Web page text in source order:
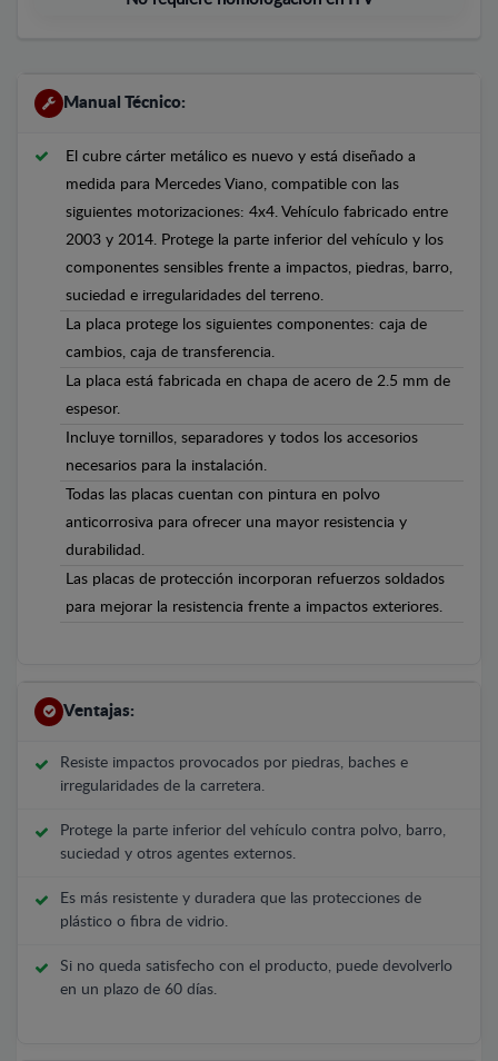
Manual Técnico:
El cubre cárter metálico es nuevo y está diseñado a
medida para Mercedes Viano, compatible con las
siguientes motorizaciones: 4x4. Vehículo fabricado entre
2003 y 2014. Protege la parte inferior del vehículo y los
componentes sensibles frente a impactos, piedras, barro,
suciedad e irregularidades del terreno.
La placa protege los siguientes componentes: caja de
cambios, caja de transferencia.
La placa está fabricada en chapa de acero de 2.5 mm de
espesor.
Incluye tornillos, separadores y todos los accesorios
necesarios para la instalación.
Todas las placas cuentan con pintura en polvo
anticorrosiva para ofrecer una mayor resistencia y
durabilidad.
Las placas de protección incorporan refuerzos soldados
para mejorar la resistencia frente a impactos exteriores.
Ventajas:
Resiste impactos provocados por piedras, baches e
irregularidades de la carretera.
Protege la parte inferior del vehículo contra polvo, barro,
suciedad y otros agentes externos.
Es más resistente y duradera que las protecciones de
plástico o fibra de vidrio.
Si no queda satisfecho con el producto, puede devolverlo
en un plazo de 60 días.